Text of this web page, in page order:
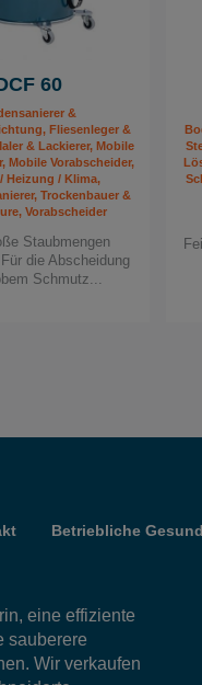
60
&
Fliesenleger &
& Lackierer, Mobile
Mobile Vorabscheider,
Heizung / Klima,
Trockenbauer &
Vorabscheider
Staubmengen
die Abscheidung
Schmutz...
Betriebliche
eine effiziente
sauberere
Wir verkaufen